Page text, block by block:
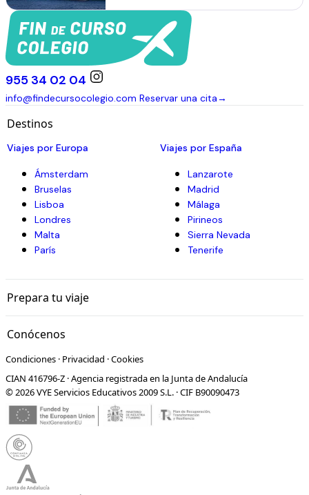
955 34 02 04
info@findecursocolegio.com Reservar una cita→
Destinos
Viajes por Europa
Ámsterdam
Bruselas
Lisboa
Londres
Malta
París
Viajes por España
Lanzarote
Madrid
Málaga
Pirineos
Sierra Nevada
Tenerife
Prepara tu viaje
Conócenos
Condiciones · Privacidad ·Cookies
CIAN 416796-Z · Agencia registrada en la Junta de Andalucía
© 2026 VYE Servicios Educativos 2009 S.L. · CIF B90090473